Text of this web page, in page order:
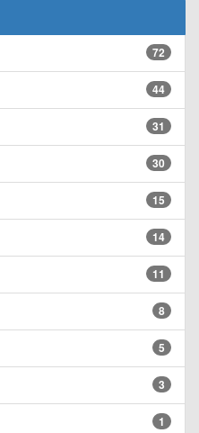
72
44
31
30
15
14
11
8
5
3
1